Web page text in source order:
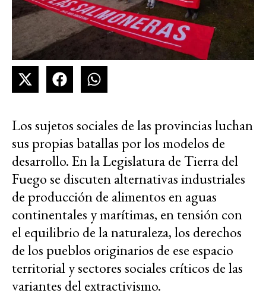
Los sujetos sociales de las provincias luchan
sus propias batallas por los modelos de
desarrollo. En la Legislatura de Tierra del
Fuego se discuten alternativas industriales
de producción de alimentos en aguas
continentales y marítimas, en tensión con
el equilibrio de la naturaleza, los derechos
de los pueblos originarios de ese espacio
territorial y sectores sociales críticos de las
variantes del extractivismo.